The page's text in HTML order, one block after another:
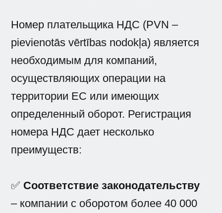
Номер плательщика НДС (PVN –
pievienotās vērtības nodokļa) является
необходимым для компаний,
осуществляющих операции на
территории ЕС или имеющих
определенный оборот. Регистрация
номера НДС дает несколько
преимуществ:
✅ Соответствие законодательству
– компании с оборотом более 40 000